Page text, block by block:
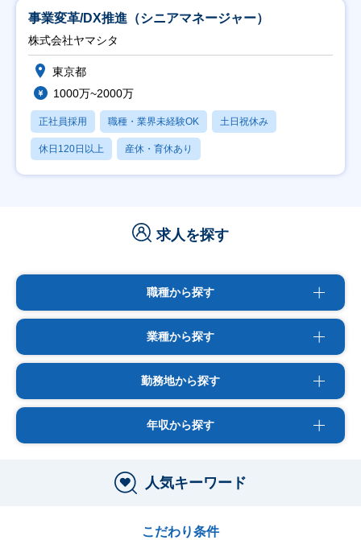
事業変革/DX推進（シニアマネージャー）
株式会社ヤマシタ
東京都
1000万~2000万
正社員採用 職種・業界未経験OK 土日祝休み
休日120日以上 産休・育休あり
求人を探す
職種から探す
業種から探す
勤務地から探す
年収から探す
人気キーワード
こだわり条件